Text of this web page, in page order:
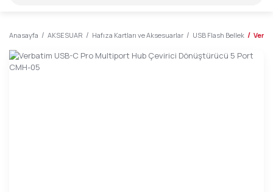
Anasayfa AKSESUAR Hafıza Kartları ve Aksesuarlar USB Flash Bellek